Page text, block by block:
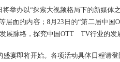
大视频格局下的新媒体之路”为
层面的内容；8月23日的“第二届
展脉络，探究中国OTT TV行业的发
。各项活动具体日程请登陆